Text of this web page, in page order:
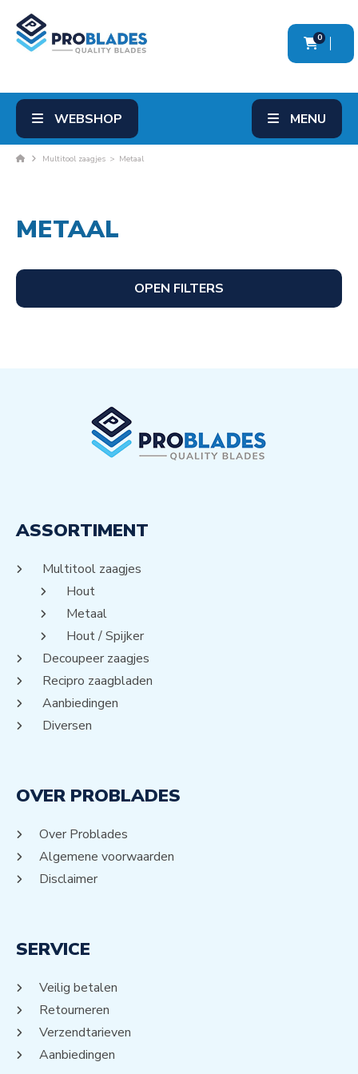
0
WEBSHOP MENU
Multitool zaagjes > Metaal
METAAL
OPEN FILTERS
ASSORTIMENT
Multitool zaagjes
Hout
Metaal
Hout / Spijker
Decoupeer zaagjes
Recipro zaagbladen
Aanbiedingen
Diversen
OVER PROBLADES
Over Problades
Algemene voorwaarden
Disclaimer
SERVICE
Veilig betalen
Retourneren
Verzendtarieven
Aanbiedingen